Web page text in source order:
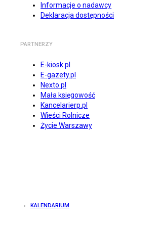
Informacje o nadawcy
Deklaracja dostępności
PARTNERZY
E-kiosk.pl
E-gazety.pl
Nexto.pl
Mała księgowość
Kancelarierp.pl
Wieści Rolnicze
Życie Warszawy
KALENDARIUM